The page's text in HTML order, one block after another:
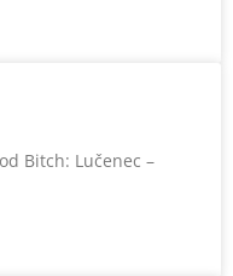
Bitch: Lučenec –